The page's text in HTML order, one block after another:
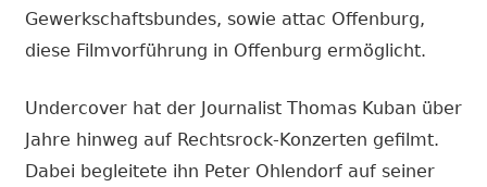
Gewerkschaftsbundes, sowie attac Offenburg,
diese Filmvorführung in Offenburg ermöglicht.
Undercover hat der Journalist Thomas Kuban über
Jahre hinweg auf Rechtsrock-Konzerten gefilmt.
Dabei begleitete ihn Peter Ohlendorf auf seiner